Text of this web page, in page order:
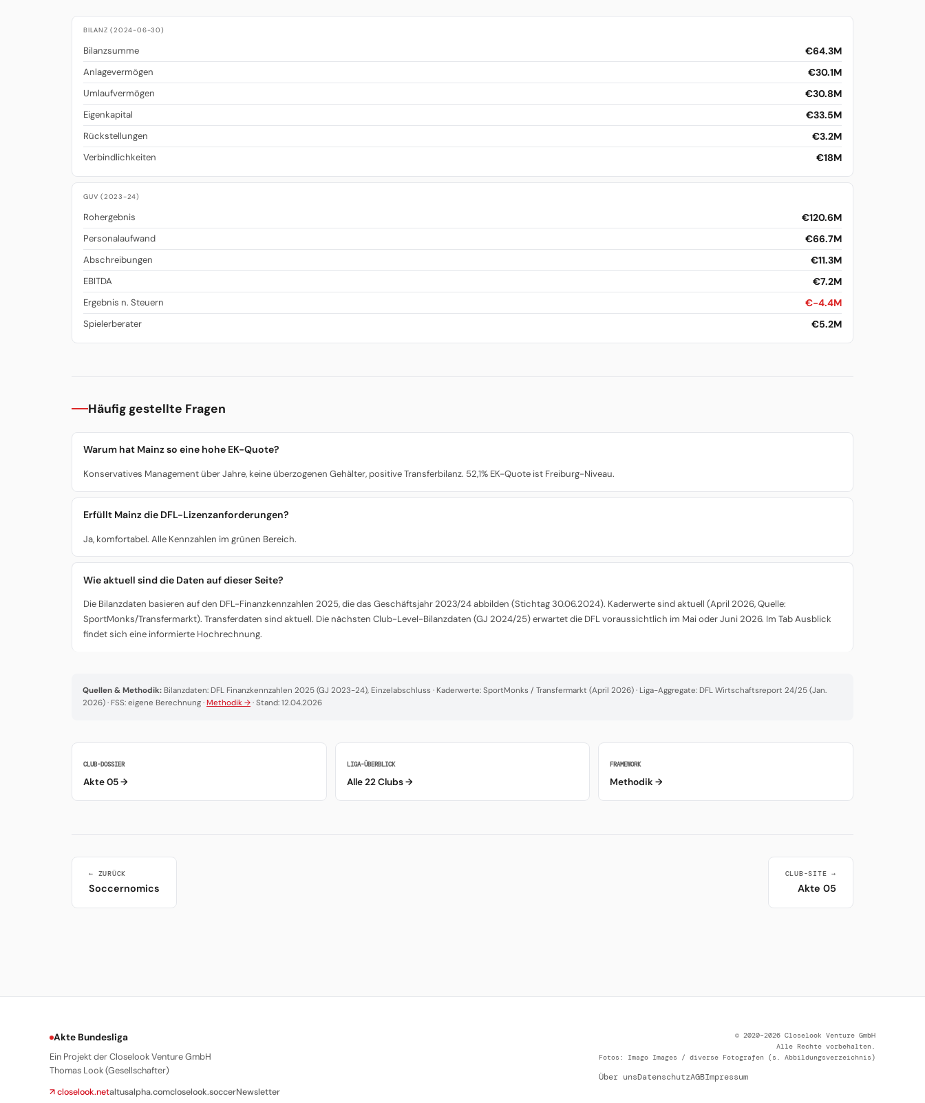
BILANZ (2024-06-30)
Bilanzsumme €64.3M
Anlagevermögen €30.1M
Umlaufvermögen €30.8M
Eigenkapital €33.5M
Rückstellungen €3.2M
Verbindlichkeiten €18M
GUV (2023-24)
Rohergebnis €120.6M
Personalaufwand €66.7M
Abschreibungen €11.3M
EBITDA €7.2M
Ergebnis n. Steuern €-4.4M
Spielerberater €5.2M
Häufig gestellte Fragen
Warum hat Mainz so eine hohe EK-Quote?
Konservatives Management über Jahre, keine überzogenen Gehälter, positive Transferbilanz. 52,1% EK-Quote ist Freiburg-Niveau.
Erfüllt Mainz die DFL-Lizenzanforderungen?
Ja, komfortabel. Alle Kennzahlen im grünen Bereich.
Wie aktuell sind die Daten auf dieser Seite?
Die Bilanzdaten basieren auf den DFL-Finanzkennzahlen 2025, die das Geschäftsjahr 2023/24 abbilden (Stichtag 30.06.2024). Kaderwerte sind aktuell (April 2026, Quelle:
SportMonks/Transfermarkt). Transferdaten sind aktuell. Die nächsten Club-Level-Bilanzdaten (GJ 2024/25) erwartet die DFL voraussichtlich im Mai oder Juni 2026. Im Tab Ausblick
findet sich eine informierte Hochrechnung.
Quellen & Methodik: Bilanzdaten: DFL Finanzkennzahlen 2025 (GJ 2023-24), Einzelabschluss · Kaderwerte: SportMonks / Transfermarkt (April 2026) · Liga-Aggregate: DFL Wirtschaftsreport 24/25 (Jan.
2026) · FSS: eigene Berechnung · Methodik → · Stand: 12.04.2026
CLUB-DOSSIER
Akte 05 →
LIGA-ÜBERBLICK
Alle 22 Clubs →
FRAMEWORK
Methodik →
← ZURÜCK
Soccernomics
CLUB-SITE →
Akte 05
Akte Bundesliga
Ein Projekt der Closelook Venture GmbH
Thomas Look (Gesellschafter)
↗ closelook.netaltusalpha.comcloselook.soccerNewsletter
© 2020–2026 Closelook Venture GmbH
Alle Rechte vorbehalten.
Fotos: Imago Images / diverse Fotografen (s. Abbildungsverzeichnis)
Über unsDatenschutzAGBImpressum